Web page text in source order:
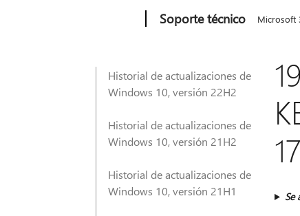
Soporte técnico Microsoft
Historial de actualizaciones de
Windows 10, versión 22H2
Historial de actualizaciones de
Windows 10, versión 21H2
Historial de actualizaciones de
Windows 10, versión 21H1
Se